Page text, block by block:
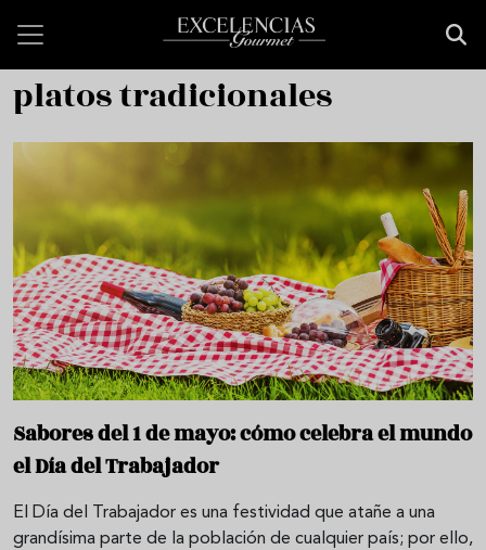
platos tradicionales
Sabores del 1 de mayo: cómo celebra el mundo
el Día del Trabajador
El Día del Trabajador es una festividad que atañe a una
grandísima parte de la población de cualquier país; por ello,